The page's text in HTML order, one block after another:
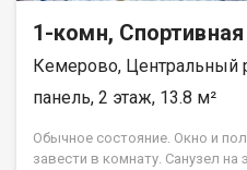
1-комн,
Кемерово, Центральный
панель, 2 этаж, 13.8 м²
Обычное состояние. Окно и
завести в комнату. Санузел на